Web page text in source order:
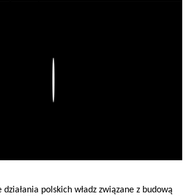
działania polskich władz związane z budową